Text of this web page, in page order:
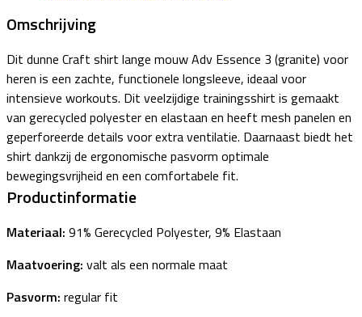
Omschrijving
Dit dunne Craft shirt lange mouw Adv Essence 3 (granite) voor
heren is een zachte, functionele longsleeve, ideaal voor
intensieve workouts. Dit veelzijdige trainingsshirt is gemaakt
van gerecycled polyester en elastaan en heeft mesh panelen en
geperforeerde details voor extra ventilatie. Daarnaast biedt het
shirt dankzij de ergonomische pasvorm optimale
bewegingsvrijheid en een comfortabele fit.
Productinformatie
Materiaal: 91% Gerecycled Polyester, 9% Elastaan
Maatvoering: valt als een normale maat
Pasvorm: regular fit